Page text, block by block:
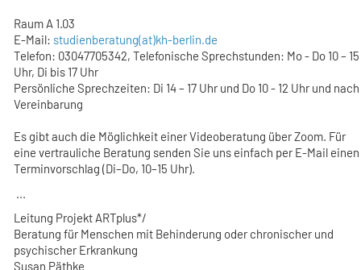
Raum A 1.03
E-Mail: studienberatung(at)kh-berlin.de
Telefon: 03047705342, Telefonische Sprechstunden: Mo - Do 10 – 15
Uhr, Di bis 17 Uhr
Persönliche Sprechzeiten: Di 14 – 17 Uhr und Do 10 - 12 Uhr und nach
Vereinbarung
Es gibt auch die Möglichkeit einer Videoberatung über Zoom. Für
eine vertrauliche Beratung senden Sie uns einfach per E-Mail einen
Terminvorschlag (Di–Do, 10–15 Uhr).
...
Leitung Projekt ARTplus*/
Beratung für Menschen mit Behinderung oder chronischer und
psychischer Erkrankung
Susan Päthke